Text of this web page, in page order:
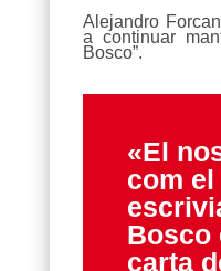
Alejandro
a continuar
Bosco”.
«El
com el
Bosco
carta